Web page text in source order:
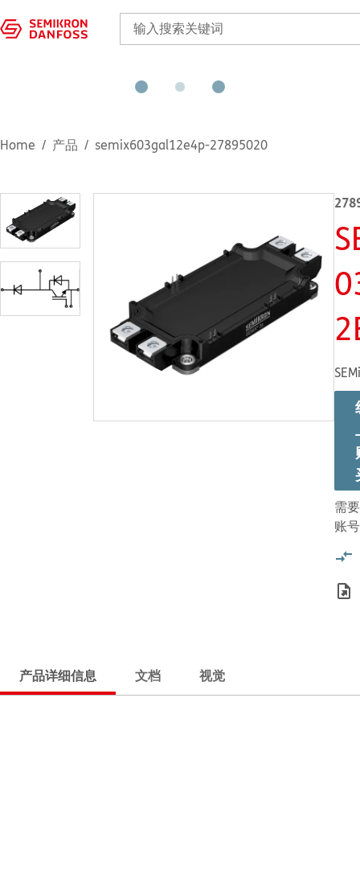
Home 产品 semix603gal12e4p-27895020
需
账号
产品详细信息 文档 视觉